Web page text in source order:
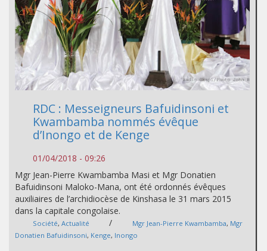
RDC : Messeigneurs Bafuidinsoni et
Kwambamba nommés évêque
d’Inongo et de Kenge
01/04/2018 - 09:26
Mgr Jean-Pierre Kwambamba Masi et Mgr Donatien
Bafuidinsoni Maloko-Mana, ont été ordonnés évêques
auxiliaires de l’archidiocèse de Kinshasa le 31 mars 2015
dans la capitale congolaise.
Société, Actualité / Mgr Jean-Pierre Kwambamba, Mgr
Donatien Bafuidinsoni, Kenge, Inongo